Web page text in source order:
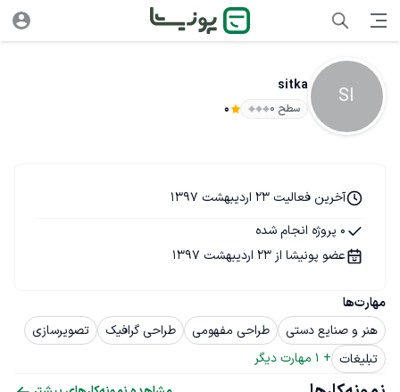
SI
sitka
سطح ۰ 0
مهارت‌ها
هنر و صنایع دستی
طراحی مفهومی طراحی گرافیک
تصویرسازی
تبلیغات +
1 مهارت دیگر
آخرین فعالیت 23 اردیبهشت 1397
0 پروژه انجام شده
عضو پونیشا از 23 اردیبهشت 1397